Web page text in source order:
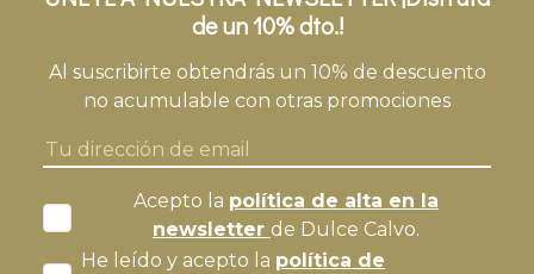
de un 10% dto.!
Al suscribirte obtendrás un 10% de descuento
no acumulable con otras promociones
Acepto la política de alta en la
newsletter de Dulce Calvo.
He leído y acepto la política de